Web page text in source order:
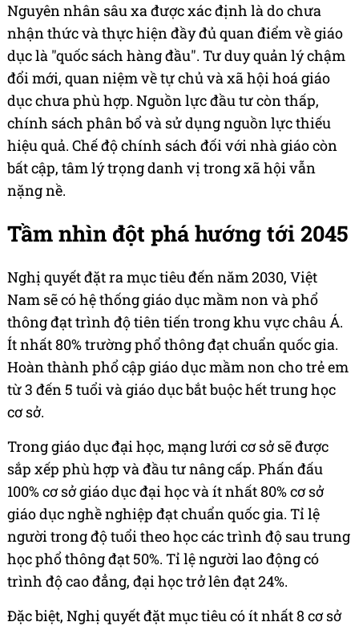
Nguyên nhân sâu xa được xác định là do chưa
nhận thức và thực hiện đầy đủ quan điểm về giáo
dục là "quốc sách hàng đầu". Tư duy quản lý chậm
đổi mới, quan niệm về tự chủ và xã hội hoá giáo
dục chưa phù hợp. Nguồn lực đầu tư còn thấp,
chính sách phân bổ và sử dụng nguồn lực thiếu
hiệu quả. Chế độ chính sách đối với nhà giáo còn
bất cập, tâm lý trọng danh vị trong xã hội vẫn
nặng nề.
Tầm nhìn đột phá hướng tới 2045
Nghị quyết đặt ra mục tiêu đến năm 2030, Việt
Nam sẽ có hệ thống giáo dục mầm non và phổ
thông đạt trình độ tiên tiến trong khu vực châu Á.
Ít nhất 80% trường phổ thông đạt chuẩn quốc gia.
Hoàn thành phổ cập giáo dục mầm non cho trẻ em
từ 3 đến 5 tuổi và giáo dục bắt buộc hết trung học
cơ sở.
Trong giáo dục đại học, mạng lưới cơ sở sẽ được
sắp xếp phù hợp và đầu tư nâng cấp. Phấn đấu
100% cơ sở giáo dục đại học và ít nhất 80% cơ sở
giáo dục nghề nghiệp đạt chuẩn quốc gia. Tỉ lệ
người trong độ tuổi theo học các trình độ sau trung
học phổ thông đạt 50%. Tỉ lệ người lao động có
trình độ cao đẳng, đại học trở lên đạt 24%.
Đặc biệt, Nghị quyết đặt mục tiêu có ít nhất 8 cơ sở